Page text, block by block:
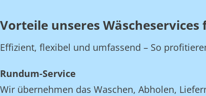
Vorteile unseres
Effizient, flexibel und umfassend – So
Rundum-Service
Wir übernehmen das Waschen, Abholen,